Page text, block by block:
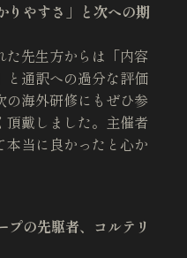
りやすさ」と次への期
た先生方からは「内容
と通訳への過分な評価
の海外研修にもぜひ参
頂戴しました。主催者
本当に良かったと心か
の先駆者、コルテリ